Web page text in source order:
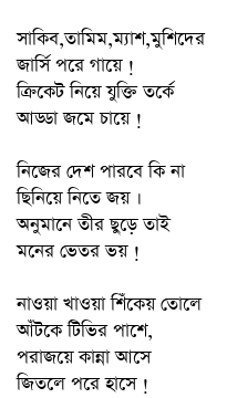
সাকিব,তামিম,ম্যাশ,মুশিদের
জার্সি পরে গায়ে !
ক্রিকেট নিয়ে যুক্তি তর্কে
আড্ডা জমে চায়ে !
নিজের দেশ পারবে কি না
ছিনিয়ে নিতে জয় ।
অনুমানে তীর ছুড়ে তাই
মনের ভেতর ভয় !
নাওয়া খাওয়া শিঁকেয় তোলে
আঁটকে টিভির পাশে,
পরাজয়ে কান্না আসে
জিতলে পরে হাসে !